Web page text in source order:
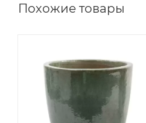
Похожие товары